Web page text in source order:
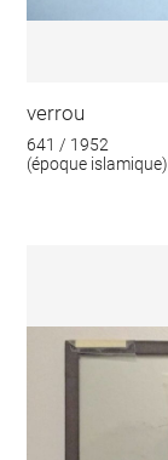
verrou
641 / 1952
(époque islamique)